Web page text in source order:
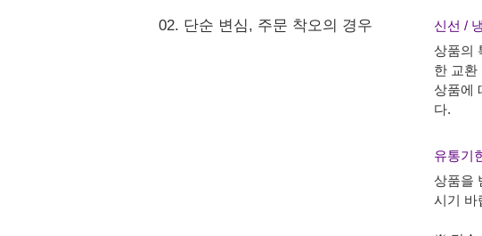
02. 단순 변심, 주문 착오의 경우
신선 /
상품의
한 교환
상품에
다.
유통기
상품을
시기 바